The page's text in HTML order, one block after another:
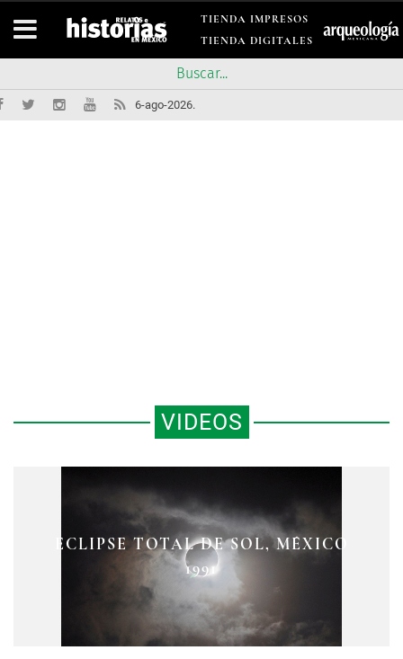
TIENDA IMPRESOS
TIENDA DIGITALES
6-ago-2026.
VIDEOS
ECLIPSE TOTAL DE SOL, MÉXICO
1991
ECLIPSE SOLAR
AFECTACIONES AL PATRIMONIO
CULTURAL POR SISMOS DE
SEPTIEMBRE DE 2017